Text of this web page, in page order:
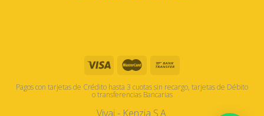
Pagos con tarjetas de Crédito hasta 3 cuotas sin recargo, tarjetas de Débito
o transferencias Bancarias
Vivai - Kenzia S.A.